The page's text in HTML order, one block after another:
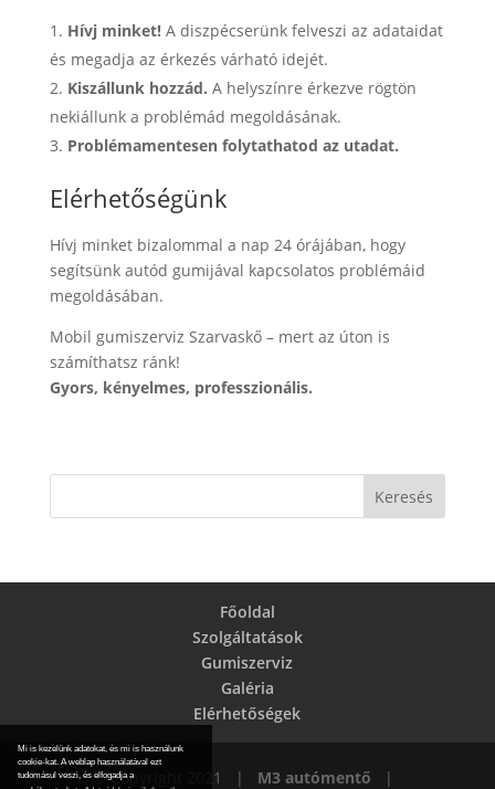
Mi is kezelünk adatokat, és mi is használunk
cookie-kat. A weblap használatával ezt
tudomásul veszi, és elfogadja a
Hívj minket!A diszpécserünk felveszi az adataidat
és megadja az érkezés várható idejét.
Kiszállunk hozzád. A helyszínre érkezve rögtön
nekiállunk a problémád megoldásának.
Problémamentesen folytathatod az utadat.
Elérhetőségünk
Hívj minket bizalommal a nap 24 órájában, hogy
segítsünk autód gumijával kapcsolatos problémáid
megoldásában.
Mobil gumiszerviz Szarvaskő – mert az úton is
számíthatsz ránk!
Gyors, kényelmes, professzionális.
Főoldal
Szolgáltatások
Gumiszerviz
Galéria
Elérhetőségek
© Copyright 2021 | M3 autómentő |